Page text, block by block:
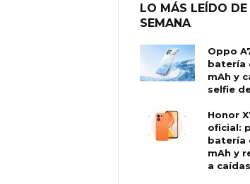
LO MÁS LEÍDO
SEMANA
Oppo
batería
mAh y
selfie
Honor
oficial:
batería
mAh y
a